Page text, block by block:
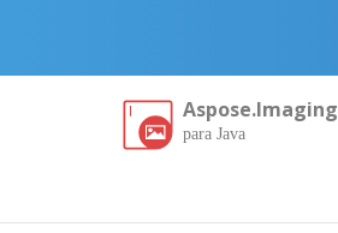
Aspose.Imaging
para Java